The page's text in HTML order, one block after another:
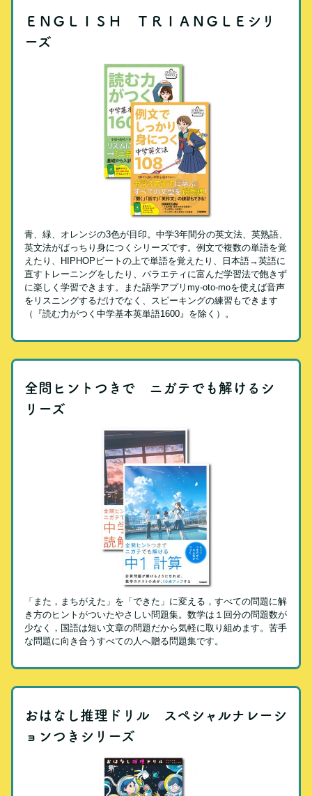
ＥＮＧＬＩＳＨ ＴＲＩＡＮＧＬＥシリ
ーズ
青、緑、オレンジの3色が目印。中学3年間分の英文法、英熟語、
英文法がばっちり身につくシリーズです。例文で複数の単語を覚
えたり、HIPHOPビートの上で単語を覚えたり、日本語→英語に
直すトレーニングをしたり、バラエティに富んだ学習法で飽きず
に楽しく学習できます。また語学アプリmy-oto-moを使えば音声
をリスニングするだけでなく、スピーキングの練習もできます
（『読む力がつく中学基本英単語1600』を除く）。
全問ヒントつきで ニガテでも解けるシ
リーズ
「また，まちがえた」を「できた」に変える，すべての問題に解
き方のヒントがついたやさしい問題集。数学は１回分の問題数が
少なく，国語は短い文章の問題だから気軽に取り組めます。苦手
な問題に向き合うすべての人へ贈る問題集です。
おはなし推理ドリル スペシャルナレーシ
ョンつきシリーズ